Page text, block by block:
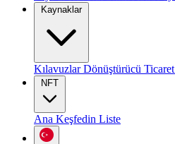
Kaynaklar
KılavuzlarDönüştürücü Ticaret
NFT
Ana Keşfedin Liste